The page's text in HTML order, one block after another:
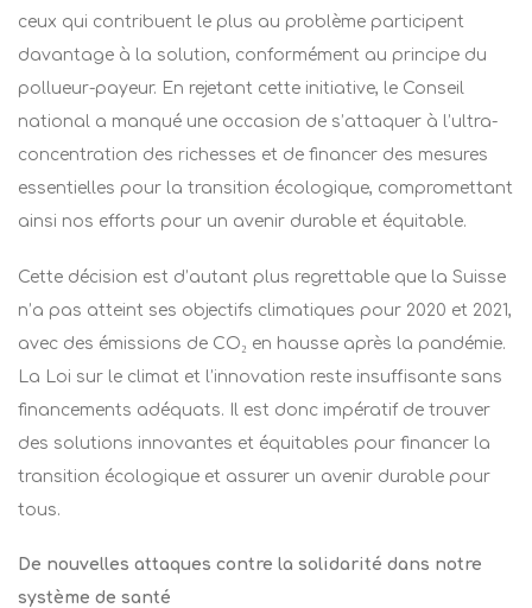
ceux qui contribuent le plus au problème participent
davantage à la solution, conformément au principe du
pollueur-payeur. En rejetant cette initiative, le Conseil
national a manqué une occasion de s’attaquer à l’ultra-
concentration des richesses et de financer des mesures
essentielles pour la transition écologique, compromettant
ainsi nos efforts pour un avenir durable et équitable.​
Cette décision est d’autant plus regrettable que la Suisse
n’a pas atteint ses objectifs climatiques pour 2020 et 2021,
avec des émissions de CO₂ en hausse après la pandémie.
La Loi sur le climat et l’innovation reste insuffisante sans
financements adéquats. Il est donc impératif de trouver
des solutions innovantes et équitables pour financer la
transition écologique et assurer un avenir durable pour
tous.​
De nouvelles attaques contre la solidarité dans notre
système de santé